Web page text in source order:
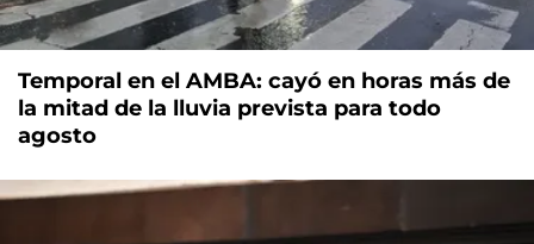
Temporal en el AMBA: cayó en horas más de
la mitad de la lluvia prevista para todo
agosto